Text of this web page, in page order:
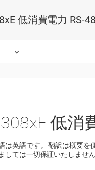
低消費電力 RS-
低
は英語です。 翻訳は概要
しては一切保証いたしませ